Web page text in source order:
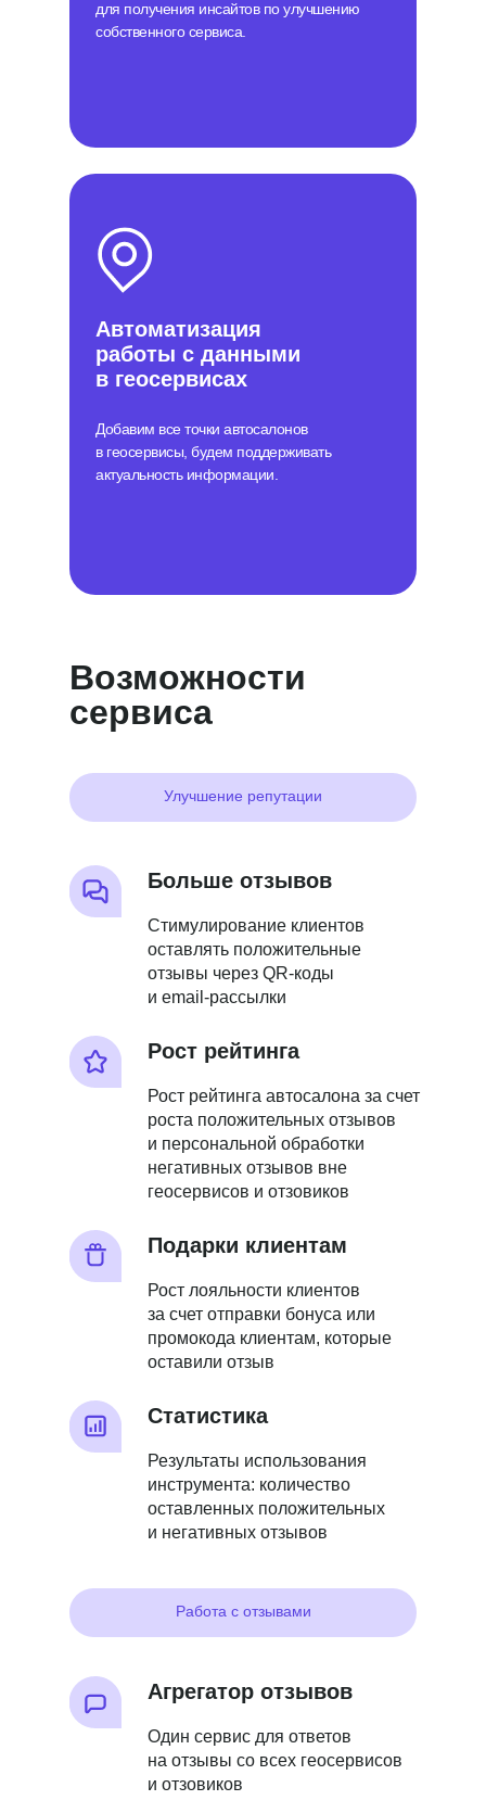
для получения инсайтов по улучшению
собственного сервиса.
Автоматизация
работы с данными
в геосервисах
Добавим все точки автосалонов
в геосервисы, будем поддерживать
актуальность информации.
Возможности
сервиса
Больше отзывов
Стимулирование клиентов
оставлять положительные
отзывы через QR-коды
и email-рассылки
Подарки клиентам
Рост лояльности клиентов
за счет отправки бонуса или
промокода клиентам, которые
оставили отзыв
Статистика
Результаты использования
инструмента: количество
оставленных положительных
и негативных отзывов
Рост рейтинга
Рост рейтинга автосалона за счет
роста положительных отзывов
и персональной обработки
негативных отзывов вне
геосервисов и отзовиков
Агрегатор отзывов
Один сервис для ответов
на отзывы со всех геосервисов
и отзовиков
Улучшение репутации
Работа с отзывами